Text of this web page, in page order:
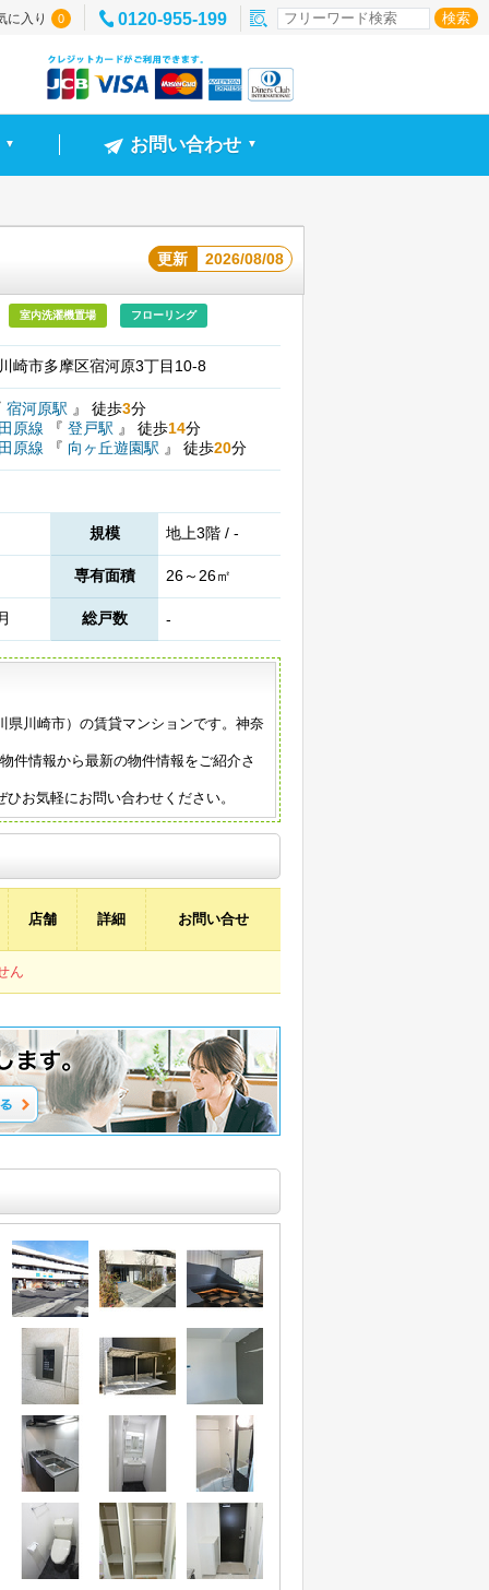
に入り 0 0120-955-199
▼ お問い合わせ ▼
更新 2026/08/08
室内洗濯機置場 フローリング
崎市多摩区宿河原3丁目10-8
宿河原駅 』 徒歩3分
原線
『 登戸駅 』 徒歩14分
原線
『 向ヶ丘遊園駅 』 徒歩20分
規模 地上3階 / -
専有面積 26～26㎡
総戸数 -
県川崎市）の賃貸マンションです。神奈
件情報から最新の物件情報をご紹介さ
お気軽にお問い合わせください。
店舗 詳細 お問い合せ
ん